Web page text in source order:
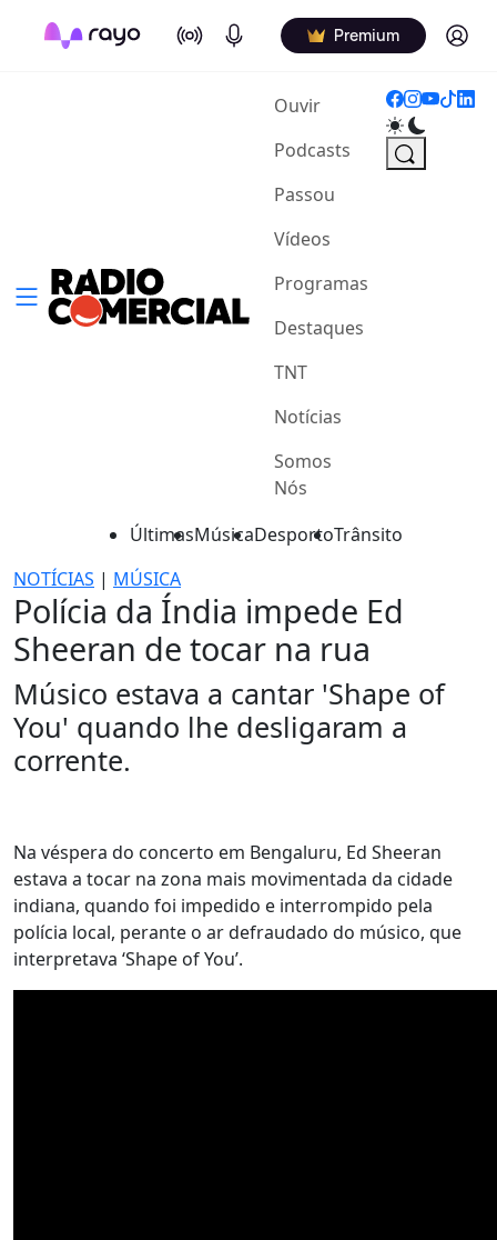
On Air Podcasts Premium Log in
Ouvir(current)
Podcasts
Passou
Vídeos
Programas
Destaques
TNT
Notícias
Somos
Nós
ÚltimasMúsicaDesportoTrânsito
NOTÍCIAS | MÚSICA
Polícia da Índia impede Ed
Sheeran de tocar na rua
Músico estava a cantar 'Shape of
You' quando lhe desligaram a
corrente.
Na véspera do concerto em Bengaluru, Ed Sheeran
estava a tocar na zona mais movimentada da cidade
indiana, quando foi impedido e interrompido pela
polícia local, perante o ar defraudado do músico, que
interpretava ‘Shape of You’.